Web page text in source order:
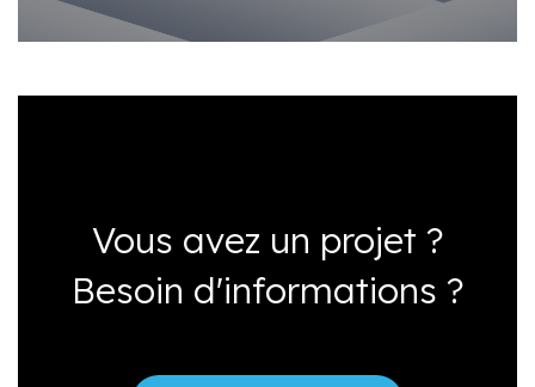
Vous avez un projet ?
Besoin d'informations ?